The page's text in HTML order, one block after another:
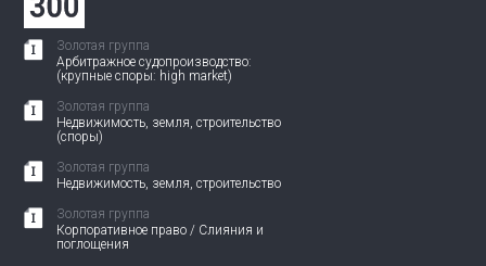
Золотая группа
Арбитражное судопроизводство:
(крупные споры: high market)
Золотая группа
Недвижимость, земля, строительство
(споры)
Золотая группа
Недвижимость, земля, строительство
Золотая группа
Корпоративное право / Слияния и
поглощения